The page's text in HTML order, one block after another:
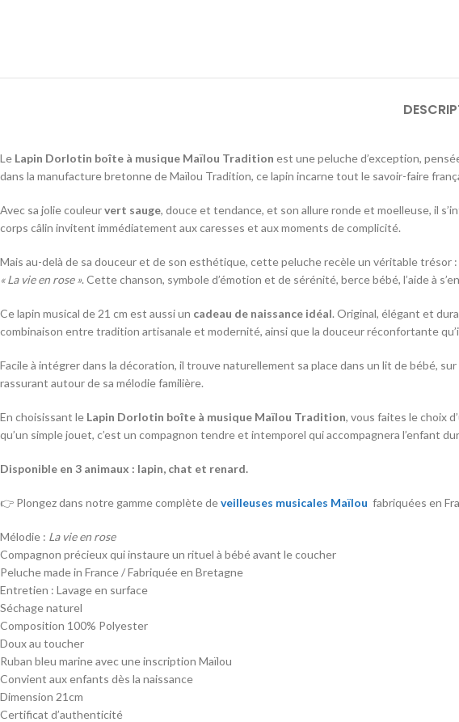
Le Lapin Dorlotin boîte à musique Maïlou Tradition est une peluche d’exception,
dans la manufacture bretonne de Maïlou Tradition, ce lapin incarne tout le savoir-faire
Avec sa jolie couleurvert sauge, douce et tendance, et son allure ronde et moelleuse, il
corps câlin invitent immédiatement aux caresses et aux moments de complicité.
Mais au-delà de sa douceur et de son esthétique, cette peluche recèle un véritable trésor :
« La vie en rose ». Cette chanson, symbole d’émotion et de sérénité, berce bébé, l’aide à
Ce lapin musical de 21 cm est aussi un cadeau de naissance idéal. Original, élégant et
combinaison entre tradition artisanale et modernité, ainsi que la douceur réconfortante
Facile à intégrer dans la décoration, il trouve naturellement sa place dans un lit de bébé,
rassurant autour de sa mélodie familière.
En choisissant le Lapin Dorlotin boîte à musique Maïlou Tradition, vous faites le choix
qu’un simple jouet, c’est un compagnon tendre et intemporel qui accompagnera
Disponible en 3 animaux : lapin, chat et renard.
👉 Plongez dans notre gamme complète deveilleuses musicales Maïlou fabriquées en
Mélodie : La vie en rose
Compagnon précieux qui instaure un rituel à bébé avant le coucher
Peluche made in France / Fabriquée en Bretagne
Entretien : Lavage en surface
Séchage naturel
Composition 100% Polyester
Doux au toucher
Ruban bleu marine avec une inscription Maïlou
Convient aux enfants dès la naissance
Dimension 21cm
Certificat d’authenticité